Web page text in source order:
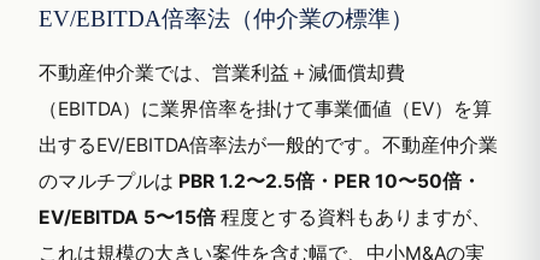
EV/EBITDA倍率法（仲介業の標準）
不動産仲介業では、営業利益＋減価償却費
（EBITDA）に業界倍率を掛けて事業価値（EV）を算
出するEV/EBITDA倍率法が一般的です。不動産仲介業
のマルチプルは PBR 1.2〜2.5倍・PER 10〜50倍・
EV/EBITDA 5〜15倍 程度とする資料もありますが、
これは規模の大きい案件を含む幅で、中小M&Aの実